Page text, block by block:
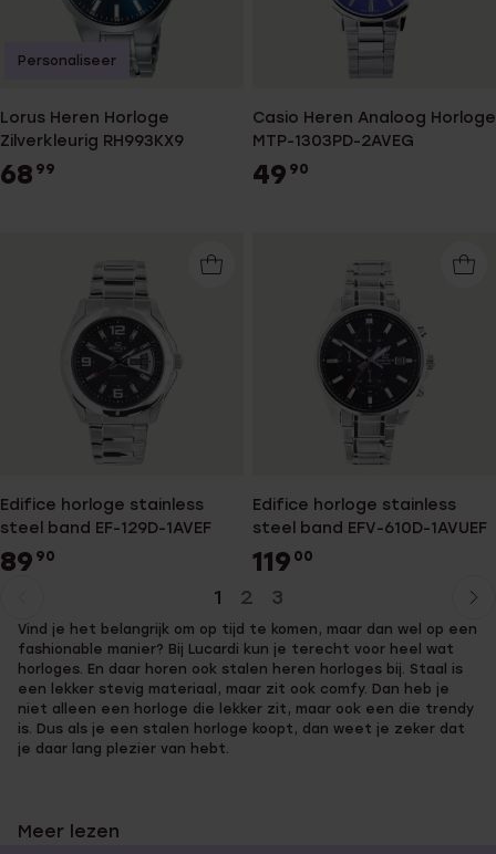
Lorus Heren Horloge
Zilverkleurig RH993KX9
68 99
Personaliseer
Casio Heren Analoog Horloge
MTP-1303PD-2AVEG
49 90
Edifice horloge stainless
steel band EF-129D-1AVEF
89 90
Edifice horloge stainless
steel band EFV-610D-1AVUEF
119 00
pagina
1 2 3
naar
pagina
Vind je het belangrijk om op tijd te komen, maar dan wel op een
fashionable manier? Bij Lucardi kun je terecht voor heel wat
horloges. En daar horen ook stalen heren horloges bij. Staal is
een lekker stevig materiaal, maar zit ook comfy. Dan heb je
niet alleen een horloge die lekker zit, maar ook een die trendy
is. Dus als je een stalen horloge koopt, dan weet je zeker dat
je daar lang plezier van hebt.
Meer lezen